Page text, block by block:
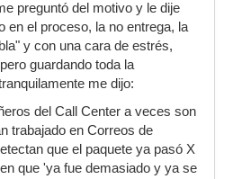
preguntó del motivo y le dije
en el proceso, la no entrega, la
y con una cara de estrés,
guardando toda la
me dijo:
del Call Center a veces son
trabajado en Correos de
que el paquete ya pasó X
que 'ya fue demasiado y ya se